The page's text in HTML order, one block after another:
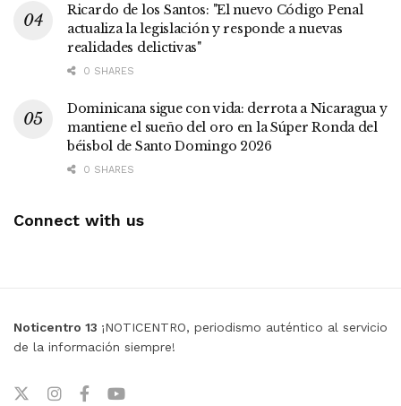
Ricardo de los Santos: "El nuevo Código Penal
actualiza la legislación y responde a nuevas
realidades delictivas"
0 SHARES
Dominicana sigue con vida: derrota a Nicaragua y
mantiene el sueño del oro en la Súper Ronda del
béisbol de Santo Domingo 2026
0 SHARES
Connect with us
Noticentro 13 ¡NOTICENTRO, periodismo auténtico al servicio
de la información siempre!